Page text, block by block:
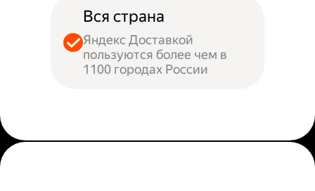
Вся страна
Яндекс Доставкой
пользуются более чем в
1100 городах России